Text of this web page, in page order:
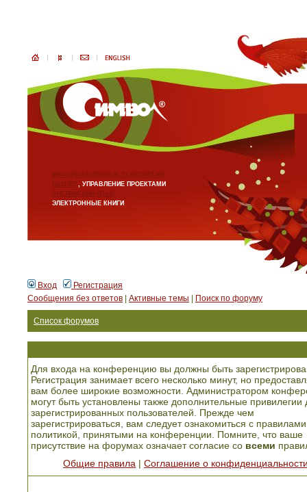
ИНФОРМАЦИОННЫЕ ТЕХНОЛОГИИ
БИЗНЕС, УПРАВЛЕНИЕ ПРОЕКТАМИ
АНГЛИЙСКИЙ ЯЗЫК
ЭЛЕКТРОННЫЕ КНИГИ
Вход
Регистрация
Сообщения без ответов
Активные темы Поиск по форуму
Список форумов
Для входа на конференцию вы должны быть
Регистрация занимает всего несколько минут, но
вам более широкие возможности. Администратором
могут быть установлены также дополнительные привилегии
зарегистрированных пользователей. Прежде чем
зарегистрироваться, вам следует ознакомиться с
политикой, принятыми на конференции. Помните, что ваше
присутствие на форумах означает согласие со всеми
Общие правила
Соглашение о